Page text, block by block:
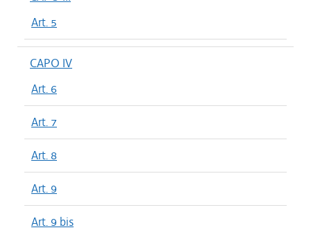
Art. 5
CAPO IV
Art. 6
Art. 7
Art. 8
Art. 9
Art. 9 bis